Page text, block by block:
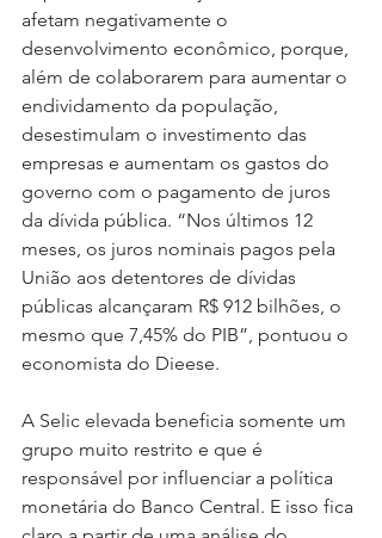
afetam negativamente o
desenvolvimento econômico, porque,
além de colaborarem para aumentar o
endividamento da população,
desestimulam o investimento das
empresas e aumentam os gastos do
governo com o pagamento de juros
da dívida pública. “Nos últimos 12
meses, os juros nominais pagos pela
União aos detentores de dívidas
públicas alcançaram R$ 912 bilhões, o
mesmo que 7,45% do PIB”, pontuou o
economista do Dieese.
A Selic elevada beneficia somente um
grupo muito restrito e que é
responsável por influenciar a política
monetária do Banco Central. E isso fica